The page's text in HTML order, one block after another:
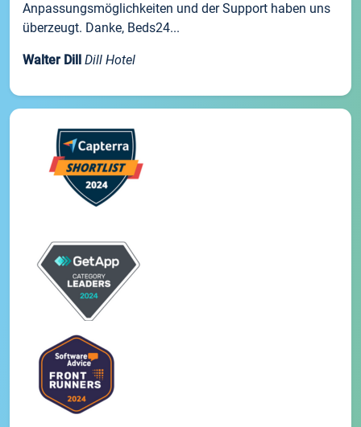
Anpassungsmöglichkeiten und der Support haben uns
überzeugt. Danke, Beds24...
Walter Dill Dill Hotel